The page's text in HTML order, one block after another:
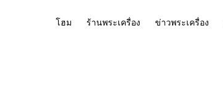
โฮม ร้านพระเครื่อง ข่าวพระเครื่อง